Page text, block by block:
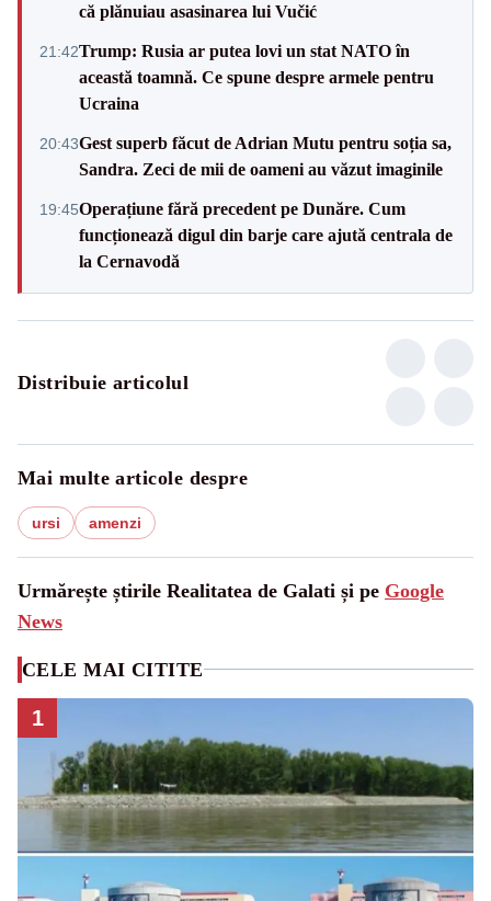
că plănuiau asasinarea lui Vučić
21:42Trump: Rusia ar putea lovi un stat NATO în
această toamnă. Ce spune despre armele pentru
Ucraina
20:43Gest superb făcut de Adrian Mutu pentru soția sa,
Sandra. Zeci de mii de oameni au văzut imaginile
19:45Operațiune fără precedent pe Dunăre. Cum
funcționează digul din barje care ajută centrala de
la Cernavodă
Distribuie articolul
Mai multe articole despre
ursi amenzi
Urmărește știrile Realitatea de Galati și pe Google
News
CELE MAI CITITE
1